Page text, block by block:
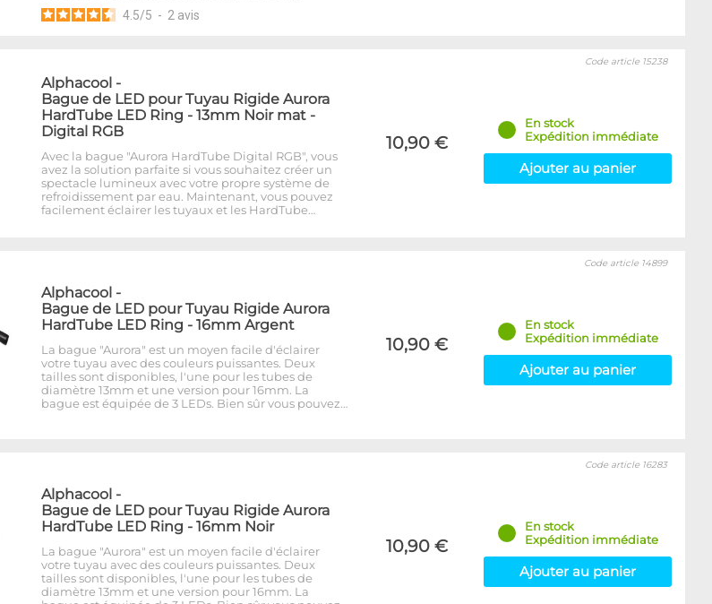
4.5/5 - 2 avis
Alphacool -
Bague de LED pour Tuyau Rigide Aurora
HardTube LED Ring - 13mm Noir mat -
Digital RGB
Avec la bague "Aurora HardTube Digital RGB", vous
avez la solution parfaite si vous souhaitez créer un
spectacle lumineux avec votre propre système de
refroidissement par eau. Maintenant, vous pouvez
facilement éclairer les tuyaux et les HardTube…
10,90 €
Code article 15238
En stock
Expédition immédiate
Ajouter au panier
Alphacool -
Bague de LED pour Tuyau Rigide Aurora
HardTube LED Ring - 16mm Argent
La bague "Aurora" est un moyen facile d'éclairer
votre tuyau avec des couleurs puissantes. Deux
tailles sont disponibles, l'une pour les tubes de
diamètre 13mm et une version pour 16mm. La
bague est équipée de 3 LEDs. Bien sûr vous pouvez…
10,90 €
Code article 14899
En stock
Expédition immédiate
Ajouter au panier
Alphacool -
Bague de LED pour Tuyau Rigide Aurora
HardTube LED Ring - 16mm Noir
La bague "Aurora" est un moyen facile d'éclairer
votre tuyau avec des couleurs puissantes. Deux
tailles sont disponibles, l'une pour les tubes de
diamètre 13mm et une version pour 16mm. La
10,90 €
Code article 16283
En stock
Expédition immédiate
Ajouter au panier